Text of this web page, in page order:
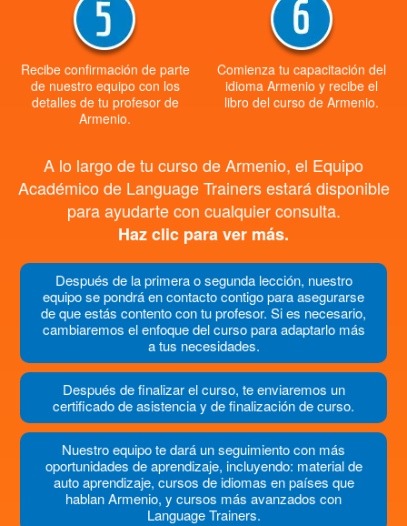
Recibe confirmación de parte
de nuestro equipo con los
detalles de tu profesor de
Armenio.
Comienza tu capacitación del
idioma Armenio y recibe el
libro del curso de Armenio.
A lo largo de tu curso de Armenio, el Equipo
Académico de Language Trainers estará disponible
para ayudarte con cualquier consulta.
Haz clic para ver más.
Después de la primera o segunda lección, nuestro
equipo se pondrá en contacto contigo para asegurarse
de que estás contento con tu profesor. Si es necesario,
cambiaremos el enfoque del curso para adaptarlo más
a tus necesidades.
Después de finalizar el curso, te enviaremos un
certificado de asistencia y de finalización de curso.
Nuestro equipo te dará un seguimiento con más
oportunidades de aprendizaje, incluyendo: material de
auto aprendizaje, cursos de idiomas en países que
hablan Armenio, y cursos más avanzados con
Language Trainers.